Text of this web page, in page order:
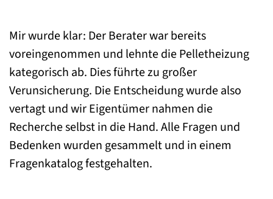
Mir wurde klar: Der Berater war bereits
voreingenommen und lehnte die Pelletheizung
kategorisch ab. Dies führte zu großer
Verunsicherung. Die Entscheidung wurde also
vertagt und wir Eigentümer nahmen die
Recherche selbst in die Hand. Alle Fragen und
Bedenken wurden gesammelt und in einem
Fragenkatalog festgehalten.